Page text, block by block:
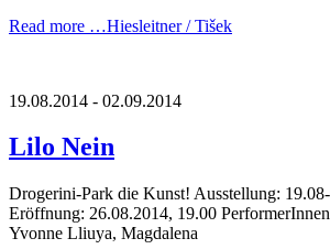
Read more …Hiesleitner / Tišek
19.08.2014 - 02.09.2014
Lilo Nein
Drogerini-Park die Kunst! Ausstellung:
Eröffnung: 26.08.2014, 19.00
Yvonne Lliuya, Magdalena